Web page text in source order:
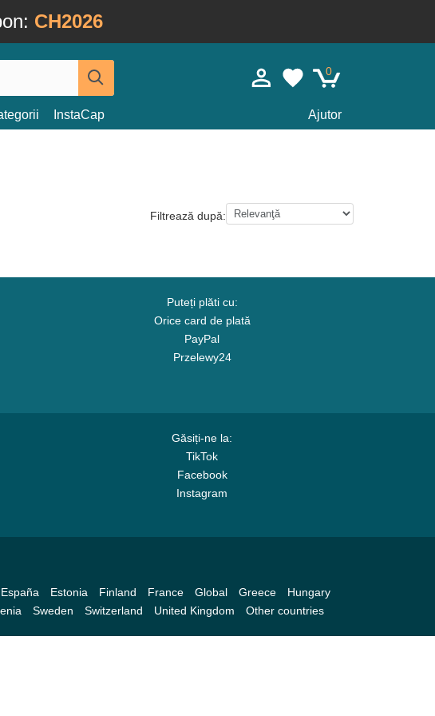
CH2026
0
InstaCap Ajutor
Filtrează după:
Puteți plăti cu:
Orice card de plată
PayPal
Przelewy24
Găsiți-ne la:
TikTok
Facebook
Instagram
España Estonia Finland France Global Greece
Hungary
Sweden Switzerland United Kingdom Other countries